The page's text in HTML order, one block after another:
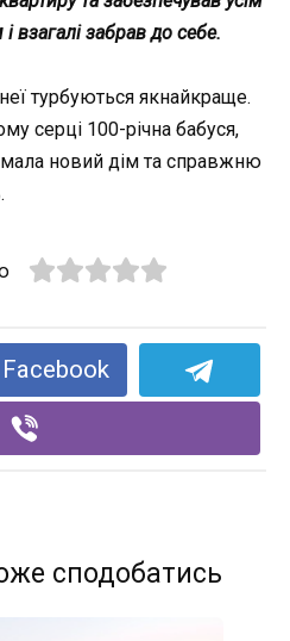
взагалі забрав до себе.
турбуються якнайкраще.
серці 100-річна бабуся,
новий дім та справжню
сподобатись